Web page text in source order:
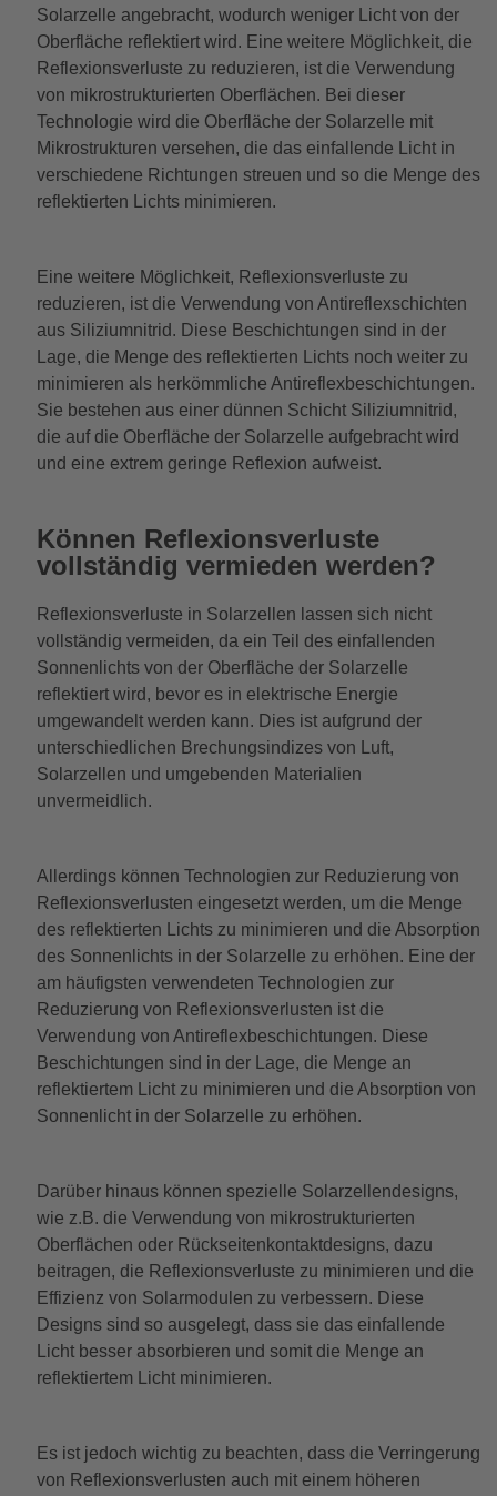
Solarzelle angebracht, wodurch weniger Licht von der
Oberfläche reflektiert wird. Eine weitere Möglichkeit, die
Reflexionsverluste zu reduzieren, ist die Verwendung
von mikrostrukturierten Oberflächen. Bei dieser
Technologie wird die Oberfläche der Solarzelle mit
Mikrostrukturen versehen, die das einfallende Licht in
verschiedene Richtungen streuen und so die Menge des
reflektierten Lichts minimieren.
Eine weitere Möglichkeit, Reflexionsverluste zu
reduzieren, ist die Verwendung von Antireflexschichten
aus Siliziumnitrid. Diese Beschichtungen sind in der
Lage, die Menge des reflektierten Lichts noch weiter zu
minimieren als herkömmliche Antireflexbeschichtungen.
Sie bestehen aus einer dünnen Schicht Siliziumnitrid,
die auf die Oberfläche der Solarzelle aufgebracht wird
und eine extrem geringe Reflexion aufweist.
Können Reflexionsverluste
vollständig vermieden werden?
Reflexionsverluste in Solarzellen lassen sich nicht
vollständig vermeiden, da ein Teil des einfallenden
Sonnenlichts von der Oberfläche der Solarzelle
reflektiert wird, bevor es in elektrische Energie
umgewandelt werden kann. Dies ist aufgrund der
unterschiedlichen Brechungsindizes von Luft,
Solarzellen und umgebenden Materialien
unvermeidlich.
Allerdings können Technologien zur Reduzierung von
Reflexionsverlusten eingesetzt werden, um die Menge
des reflektierten Lichts zu minimieren und die Absorption
des Sonnenlichts in der Solarzelle zu erhöhen. Eine der
am häufigsten verwendeten Technologien zur
Reduzierung von Reflexionsverlusten ist die
Verwendung von Antireflexbeschichtungen. Diese
Beschichtungen sind in der Lage, die Menge an
reflektiertem Licht zu minimieren und die Absorption von
Sonnenlicht in der Solarzelle zu erhöhen.
Darüber hinaus können spezielle Solarzellendesigns,
wie z.B. die Verwendung von mikrostrukturierten
Oberflächen oder Rückseitenkontaktdesigns, dazu
beitragen, die Reflexionsverluste zu minimieren und die
Effizienz von Solarmodulen zu verbessern. Diese
Designs sind so ausgelegt, dass sie das einfallende
Licht besser absorbieren und somit die Menge an
reflektiertem Licht minimieren.
Es ist jedoch wichtig zu beachten, dass die Verringerung
von Reflexionsverlusten auch mit einem höheren